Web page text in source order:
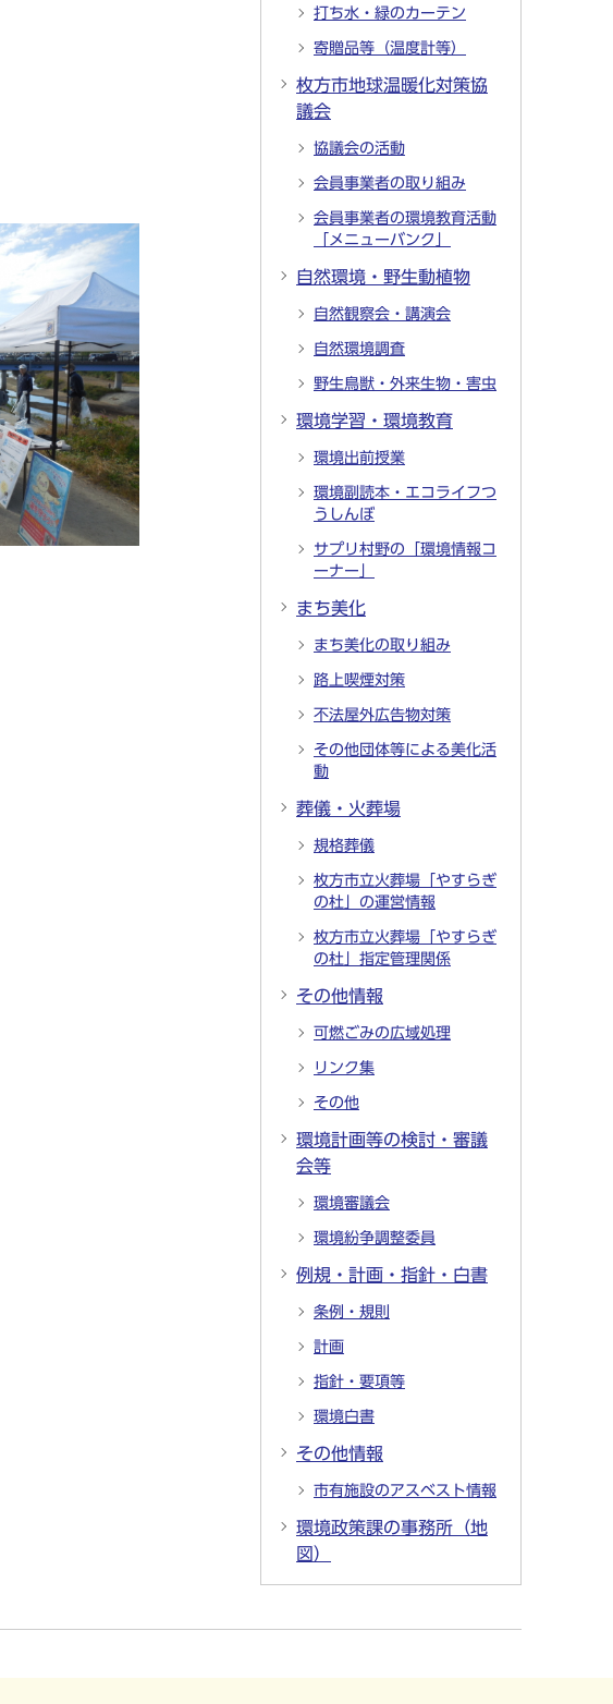
打ち水・緑のカーテン
寄贈品等（温度計等）
枚方市地球温暖化対策協
議会
協議会の活動
会員事業者の取り組み
会員事業者の環境教育活動
「メニューバンク」
自然環境・野生動植物
自然観察会・講演会
自然環境調査
野生鳥獣・外来生物・害虫
環境学習・環境教育
環境出前授業
環境副読本・エコライフつ
うしんぼ
サプリ村野の「環境情報コ
ーナー」
まち美化
まち美化の取り組み
路上喫煙対策
不法屋外広告物対策
その他団体等による美化活
動
葬儀・火葬場
規格葬儀
枚方市立火葬場「やすらぎ
の杜」の運営情報
枚方市立火葬場「やすらぎ
の杜」指定管理関係
その他情報
可燃ごみの広域処理
リンク集
その他
環境計画等の検討・審議
会等
環境審議会
環境紛争調整委員
例規・計画・指針・白書
条例・規則
計画
指針・要項等
環境白書
その他情報
市有施設のアスベスト情報
環境政策課の事務所（地
図）